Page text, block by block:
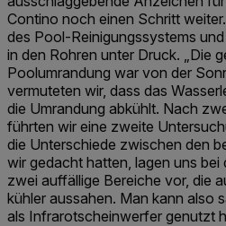
Contino noch einen Schritt
des Pool-Reinigungssystems
in den Rohren unter Druck. „Die
Poolumrandung war von der
vermuteten wir, dass das
die Umrandung abkühlt. Nach
führten wir eine zweite
die Unterschiede zwischen den
wir gedacht hatten, lagen uns
zwei auffällige Bereiche vor, die
kühler aussahen. Man kann also
als Infrarotscheinwerfer genutzt